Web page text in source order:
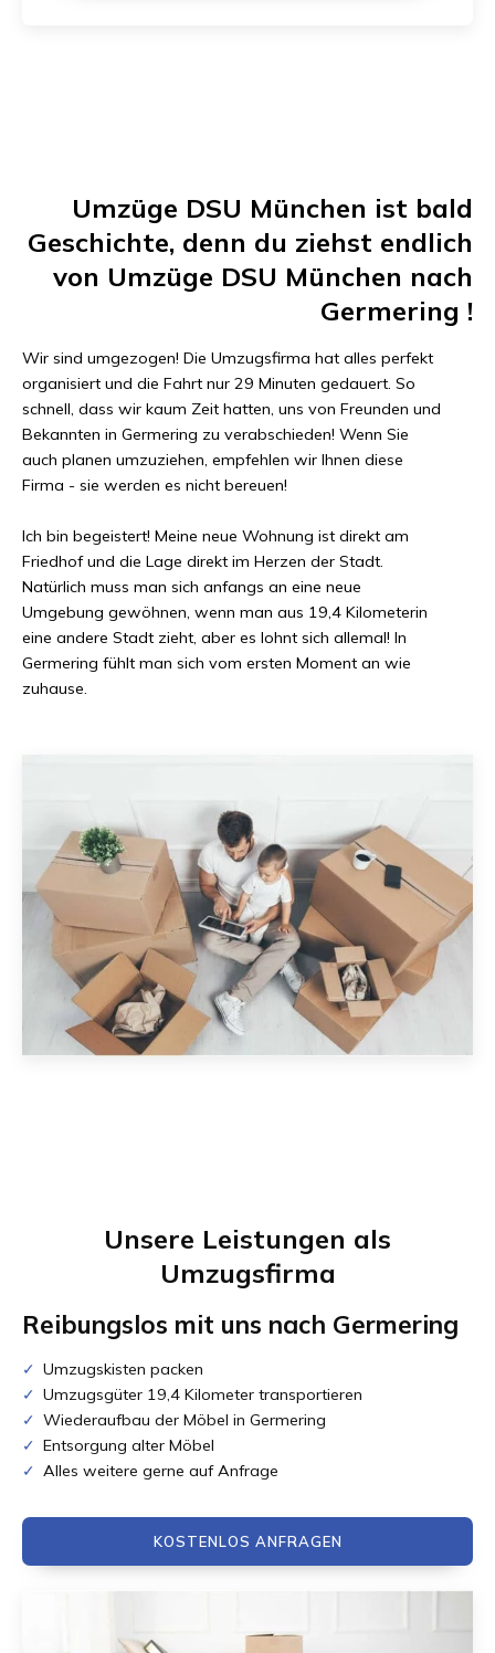
Umzüge DSU München ist bald
Geschichte, denn du ziehst endlich
von Umzüge DSU München nach
Germering !
Wir sind umgezogen! Die Umzugsfirma hat alles perfekt
organisiert und die Fahrt nur 29 Minuten gedauert. So
schnell, dass wir kaum Zeit hatten, uns von Freunden und
Bekannten in Germering zu verabschieden! Wenn Sie
auch planen umzuziehen, empfehlen wir Ihnen diese
Firma - sie werden es nicht bereuen!
Ich bin begeistert! Meine neue Wohnung ist direkt am
Friedhof und die Lage direkt im Herzen der Stadt.
Natürlich muss man sich anfangs an eine neue
Umgebung gewöhnen, wenn man aus 19,4 Kilometerin
eine andere Stadt zieht, aber es lohnt sich allemal! In
Germering fühlt man sich vom ersten Moment an wie
zuhause.
Unsere Leistungen als
Umzugsfirma
Reibungslos mit uns nach Germering
Umzugskisten packen
Umzugsgüter 19,4 Kilometer transportieren
Wiederaufbau der Möbel in Germering
Entsorgung alter Möbel
Alles weitere gerne auf Anfrage
KOSTENLOS ANFRAGEN